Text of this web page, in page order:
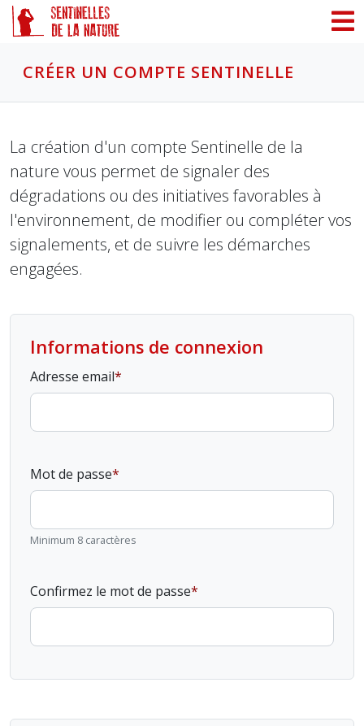
CRÉER UN COMPTE SENTINELLE
La création d'un compte Sentinelle de la
nature vous permet de signaler des
dégradations ou des initiatives favorables à
l'environnement, de modifier ou compléter vos
signalements, et de suivre les démarches
engagées.
Informations de connexion
Adresse email
Mot de passe
Minimum 8 caractères
Confirmez le mot de passe
Panneau de gestion des cookies